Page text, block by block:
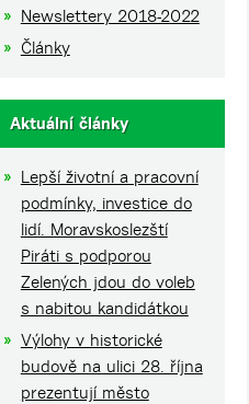
Newslettery 2018-2022
Články
Aktuální články
Lepší životní a pracovní
podmínky, investice do
lidí. Moravskoslezští
Piráti s podporou
Zelených jdou do voleb
s nabitou kandidátkou
Výlohy v historické
budově na ulici 28. října
prezentují město